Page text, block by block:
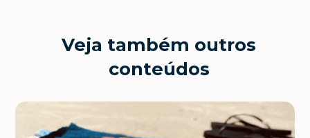
Veja também outros
conteúdos